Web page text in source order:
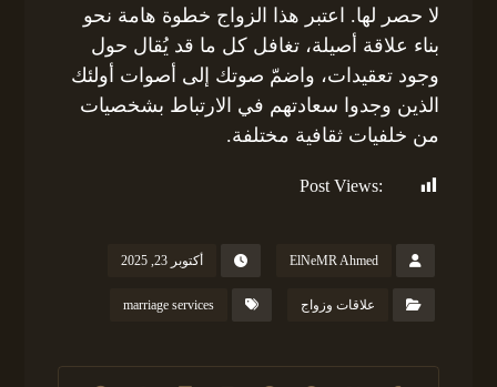
لا حصر لها. اعتبر هذا الزواج خطوة هامة نحو
بناء علاقة أصيلة، تغافل كل ما قد يُقال حول
وجود تعقيدات، واضمّ صوتك إلى أصوات أولئك
الذين وجدوا سعادتهم في الارتباط بشخصيات
من خلفيات ثقافية مختلفة.
Post Views:
ElNeMR Ahmed أكتوبر 23, 2025
علاقات وزواج marriage services